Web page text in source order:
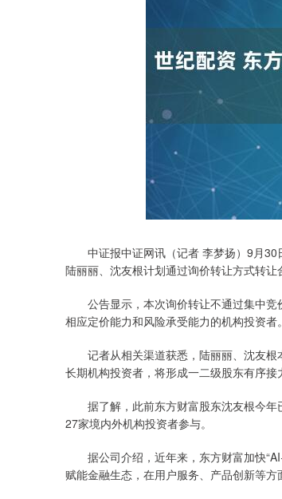
中证报中证网讯（记者 李梦扬）9月30
陆丽丽、沈友根计划通过询价转让方式转
公告显示，本次询价转让不通过集中竞
相应定价能力和风险承受能力的机构投资
记者从相关渠道获悉，陆丽丽、沈友根
长期机构投资者，将形成一二级股东有序接
据了解，此前东方财富股东沈友根今年
27家境内外机构投资者参与。
据公司介绍，近年来，东方财富加快
赋能金融生态，在用户服务、产品创新等方